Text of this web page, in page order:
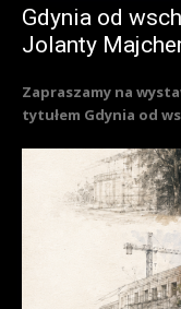
Gdynia od
Jolanty
Zapraszamy na
tytułem Gdynia od